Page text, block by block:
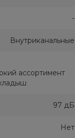
-
Внутриканальные
ассортимент
97 дБ
Нет